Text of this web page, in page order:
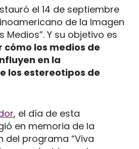
el 14 de septiembre
de la Imagen
Medios”. Y su objetivo es
cómo los medios de
en la
los estereotipos de
, el día de esta
en memoria de la
del programa “Viva